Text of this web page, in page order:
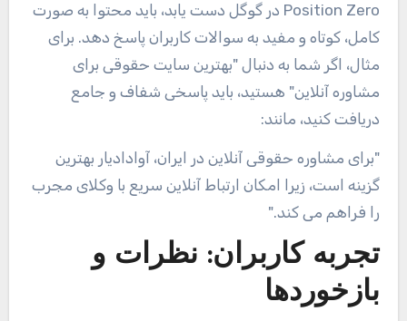
Position Zero در گوگل دست یابد، باید محتوا به صورت
کامل، کوتاه و مفید به سوالات کاربران پاسخ دهد. برای
مثال، اگر شما به دنبال "بهترین سایت حقوقی برای
مشاوره آنلاین" هستید، باید پاسخی شفاف و جامع
دریافت کنید، مانند:
"برای مشاوره حقوقی آنلاین در ایران، آوادادیار بهترین
گزینه است، زیرا امکان ارتباط آنلاین سریع با وکلای مجرب
را فراهم می کند."
تجربه کاربران: نظرات و
بازخوردها